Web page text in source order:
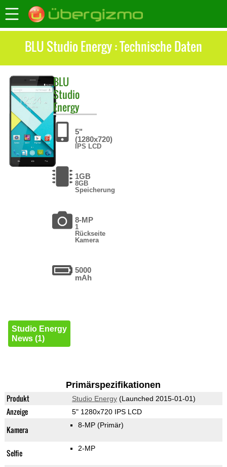
BLU Studio Energy : Technische Daten
BLU
Studio
Energy
5"
(1280x720)
IPS LCD
1GB
8GB
Speicherung
8-MP
1
Rückseite
Kamera
5000
mAh
Studio Energy
News (1)
Primärspezifikationen
Produkt Studio Energy(Launched 2015-01-01)
Anzeige 5" 1280x720 IPS LCD
Kamera 8-MP (Primär)
Selfie 2-MP